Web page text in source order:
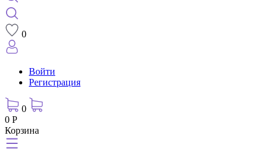
0
Войти
Регистрация
0
0 Р
Корзина